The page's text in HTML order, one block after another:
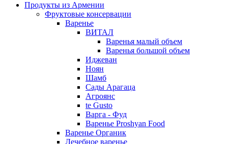
Продукты из Армении
Фруктовые консервации
Варенье
ВИТАЛ
Варенья малый объем
Варенья большой объем
Иджеван
Ноян
Шамб
Сады Арагаца
Агроянс
te Gusto
Варга - Фуд
Варенье Proshyan Food
Варенье Органик
Лечебное варенье